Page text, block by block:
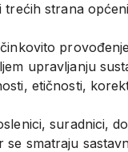
trećih strana
upravljanju
etičnosti,
suradnici,
se smatraju